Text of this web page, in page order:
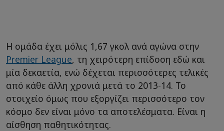
Η ομάδα έχει μόλις 1,67 γκολ ανά αγώνα στην
Premier League, τη χειρότερη επίδοση εδώ και
μία δεκαετία, ενώ δέχεται περισσότερες τελικές
από κάθε άλλη χρονιά μετά το 2013-14. Το
στοιχείο όμως που εξοργίζει περισσότερο τον
κόσμο δεν είναι μόνο τα αποτελέσματα. Είναι η
αίσθηση παθητικότητας.